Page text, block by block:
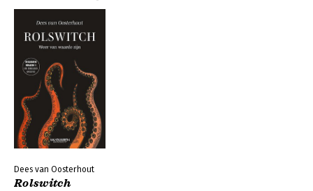
Dees van Oosterhout
Rolswitch